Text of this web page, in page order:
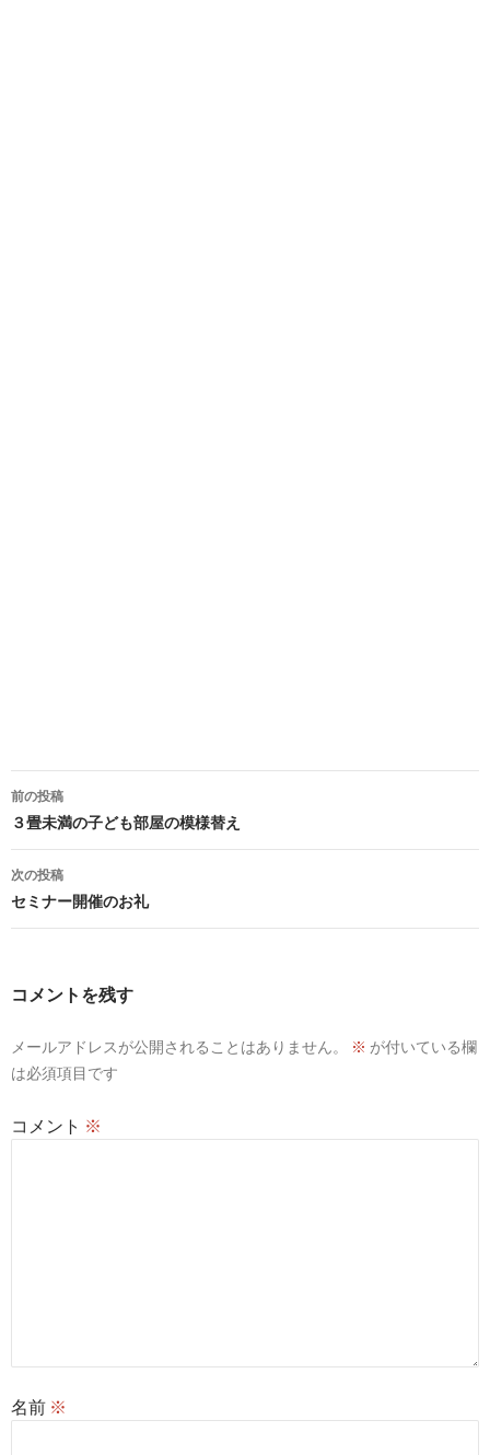
投
稿
ナ
ビ
ョ
前の投稿
３畳未満の子ども部屋の模様替え
次の投稿
セミナー開催のお礼
コメントを残す
メールアドレスが公開されることはありません。 ※ が付いている欄
は必須項目です
コメント ※
名前 ※